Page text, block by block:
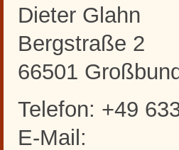
Dieter Glahn
Bergstraße 2
66501
Telefon: +49
E-Mail: